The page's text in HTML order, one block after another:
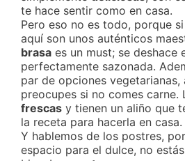
te hace sentir como en casa.
Pero eso no es todo, porque
aquí son unos auténticos
brasa es un must; se deshace
perfectamente sazonada.
par de opciones vegetarianas,
preocupes si no comes carne.
frescas y tienen un aliño que
la receta para hacerla en casa.
Y hablemos de los postres,
espacio para el dulce, no